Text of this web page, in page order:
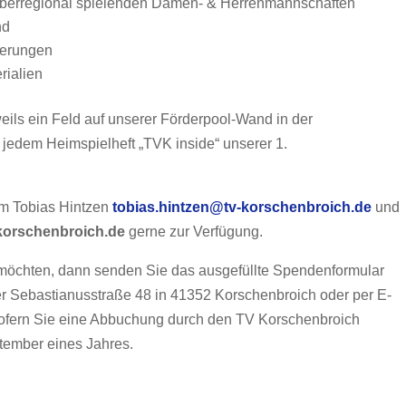
spielenden Damen- & Herrenmannschaften
ein Feld auf unserer Förderpool-Wand in der
Heimspielheft „TVK inside“ unserer 1.
Tobias Hintzentobias.hintzen@tv-korschenbroich.de und
gerne zur Verfügung.
dann senden Sie das ausgefüllte Spendenformular
Sebastianusstraße 48 in 41352 Korschenbroich oder per E-
Sie eine Abbuchung durch den TV Korschenbroich
eines Jahres.